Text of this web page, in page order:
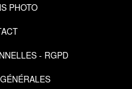
PHOTO
- RGPD